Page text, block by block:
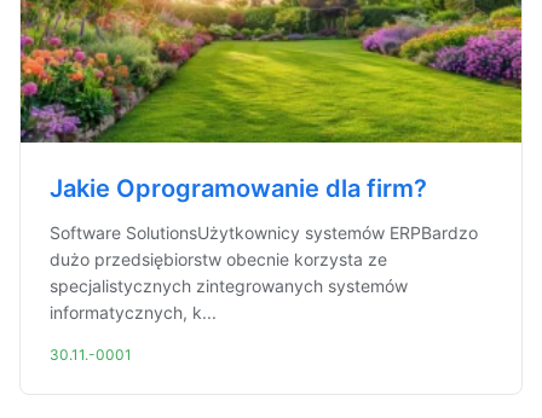
Jakie Oprogramowanie dla firm?
Software SolutionsUżytkownicy systemów ERPBardzo
dużo przedsiębiorstw obecnie korzysta ze
specjalistycznych zintegrowanych systemów
informatycznych, k...
30.11.-0001